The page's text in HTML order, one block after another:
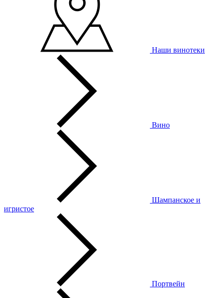
Наши винотеки
Вино
Шампанское и
игристое
Портвейн